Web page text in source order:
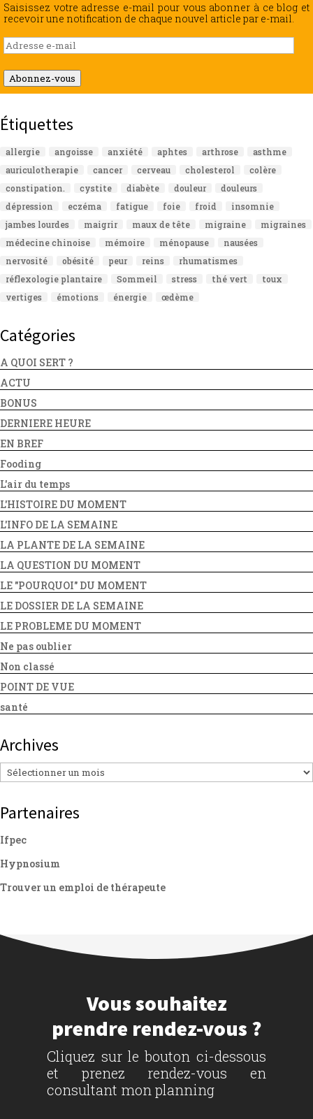
Saisissez votre adresse e-mail pour vous abonner à ce blog et
recevoir une notification de chaque nouvel article par e-mail.
Adresse
e-
mail
Abonnez-vous
Étiquettes
allergie angoisse anxiété aphtes arthrose
asthme
auriculotherapie
cancer cerveau cholesterol
colère
constipation.
cystite diabète douleur
douleurs
dépression
eczéma fatigue foie froid
insomnie
jambes lourdes
maigrir maux de tête migraine
migraines
médecine chinoise
mémoire ménopause
nausées
nervosité
obésité peur reins
rhumatismes
réflexologie plantaire
Sommeil stress thé vert
toux
vertiges
émotions énergie œdème
Catégories
A QUOI SERT ?
ACTU
BONUS
DERNIERE HEURE
EN BREF
Fooding
L'air du temps
L'HISTOIRE DU MOMENT
L'INFO DE LA SEMAINE
LA PLANTE DE LA SEMAINE
LA QUESTION DU MOMENT
LE "POURQUOI" DU MOMENT
LE DOSSIER DE LA SEMAINE
LE PROBLEME DU MOMENT
Ne pas oublier
Non classé
POINT DE VUE
santé
Archives
Archives
Partenaires
Ifpec
Hypnosium
Trouver un emploi de thérapeute
Vous souhaitez
prendre rendez-vous ?
Cliquez sur le bouton ci-dessous
et prenez rendez-vous en
consultant mon planning